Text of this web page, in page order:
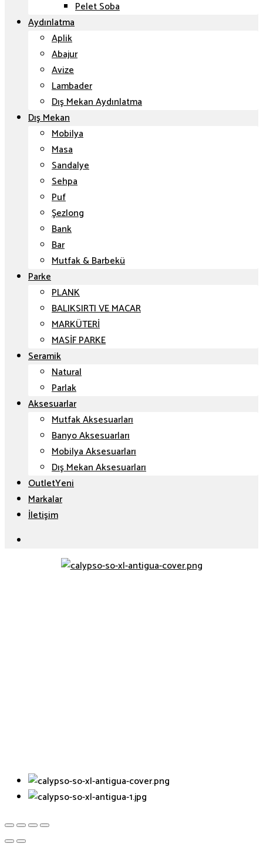
Pelet Soba
Aydınlatma
Aplik
Abajur
Avize
Lambader
Dış Mekan Aydınlatma
Dış Mekan
Mobilya
Masa
Sandalye
Sehpa
Puf
Şezlong
Bank
Bar
Mutfak & Barbekü
Parke
PLANK
BALIKSIRTI VE MACAR
MARKÜTERİ
MASİF PARKE
Seramik
Natural
Parlak
Aksesuarlar
Mutfak Aksesuarları
Banyo Aksesuarları
Mobilya Aksesuarları
Dış Mekan Aksesuarları
Outlet
Markalar
İletişim